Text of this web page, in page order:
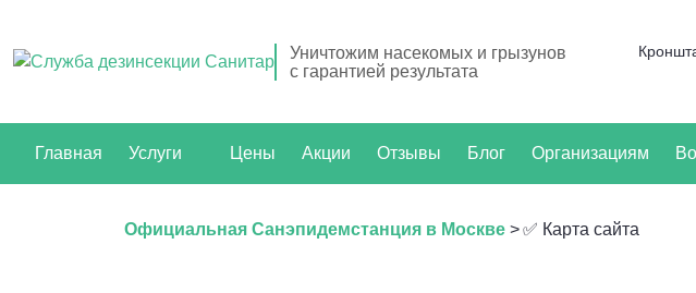
Уничтожим насекомых и грызунов
с гарантией результата
Главная Услуги Цены Акции Отзывы Блог Организациям
Официальная Санэпидемстанция в Москве >✅ Карта сайта